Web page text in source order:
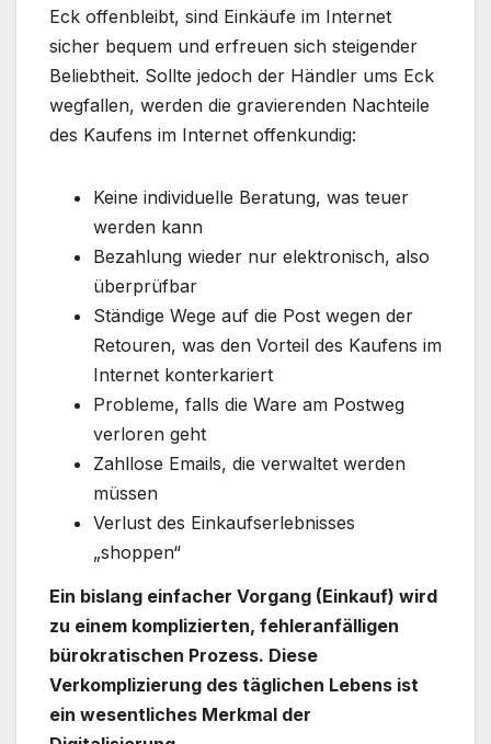
Eck offenbleibt, sind Einkäufe im Internet
sicher bequem und erfreuen sich steigender
Beliebtheit. Sollte jedoch der Händler ums Eck
wegfallen, werden die gravierenden Nachteile
des Kaufens im Internet offenkundig:
Keine individuelle Beratung, was teuer
werden kann
Bezahlung wieder nur elektronisch, also
überprüfbar
Ständige Wege auf die Post wegen der
Retouren, was den Vorteil des Kaufens im
Internet konterkariert
Probleme, falls die Ware am Postweg
verloren geht
Zahllose Emails, die verwaltet werden
müssen
Verlust des Einkaufserlebnisses
„shoppen“
Ein bislang einfacher Vorgang (Einkauf) wird
zu einem komplizierten, fehleranfälligen
bürokratischen Prozess. Diese
Verkomplizierung des täglichen Lebens ist
ein wesentliches Merkmal der